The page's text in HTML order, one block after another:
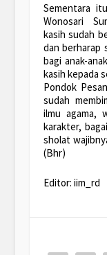
Sementara
Wonosari
kasih sudah
dan berharap
bagi anak-
kasih kepada
Pondok
sudah
ilmu agama,
karakter,
sholat
(Bhr)
Editor: iim_rd